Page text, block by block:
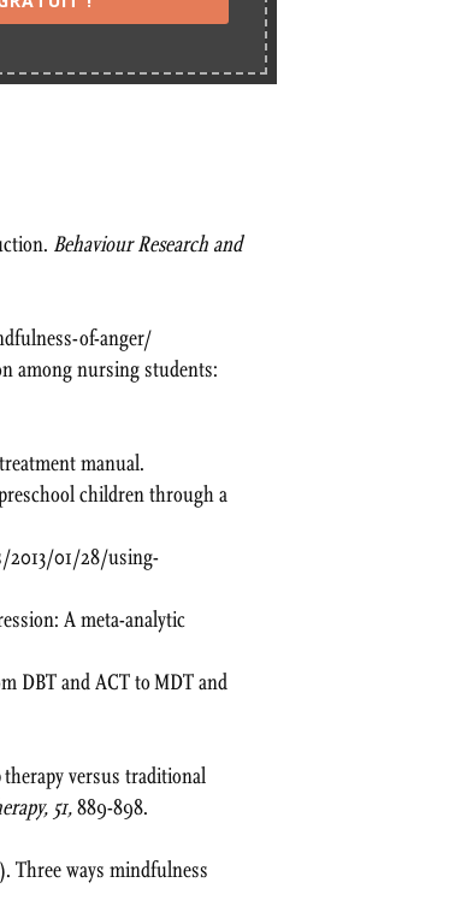
Behaviour Research and
of-anger/
among nursing students:
manual.
children through a
2013/01/28/using-
A meta-analytic
DBT and ACT to MDT and
therapy versus traditional
51,889-898.
Three ways mindfulness